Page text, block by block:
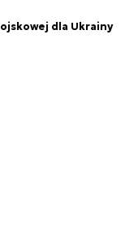
dla Ukrainy